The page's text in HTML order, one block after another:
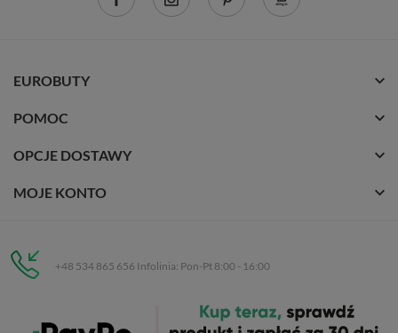
EUROBUTY
POMOC
OPCJE DOSTAWY
MOJE KONTO
+48 534 865 656 Infolinia: Pon-Pt 8:00 - 16:00
C.H. Respan, Rejtana 53a/250